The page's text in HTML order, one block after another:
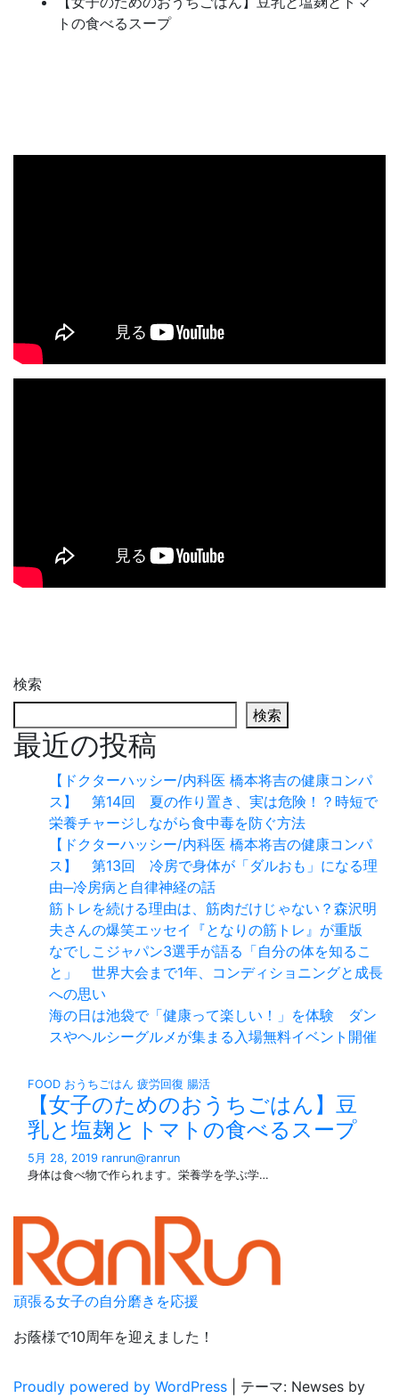
トの食べるスープ
検索
検索
最近の投稿
【ドクターハッシー/内科医 橋本将吉の健康コンパ
ス】 第14回 夏の作り置き、実は危険！？時短で
栄養チャージしながら食中毒を防ぐ方法
【ドクターハッシー/内科医 橋本将吉の健康コンパ
ス】 第13回 冷房で身体が「ダルおも」になる理
由─冷房病と自律神経の話
筋トレを続ける理由は、筋肉だけじゃない？森沢明
夫さんの爆笑エッセイ『となりの筋トレ』が重版
なでしこジャパン3選手が語る「自分の体を知るこ
と」 世界大会まで1年、コンディショニングと成長
への思い
海の日は池袋で「健康って楽しい！」を体験 ダン
スやヘルシーグルメが集まる入場無料イベント開催
FOOD おうちごはん 疲労回復 腸活
【女子のためのおうちごはん】豆
乳と塩麹とトマトの食べるスープ
5月 28, 2019 ranrun@ranrun
身体は食べ物で作られます。栄養学を学ぶ学…
頑張る女子の自分磨きを応援
お蔭様で10周年を迎えました！
Proudly powered by WordPress テーマ: Newses by